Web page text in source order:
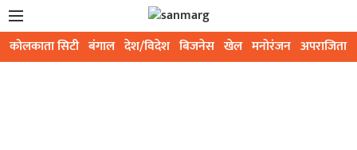
कोलकाता सिटी बंगाल देश/विदेश बिजनेस खेल मनोरंजन अपराजिता